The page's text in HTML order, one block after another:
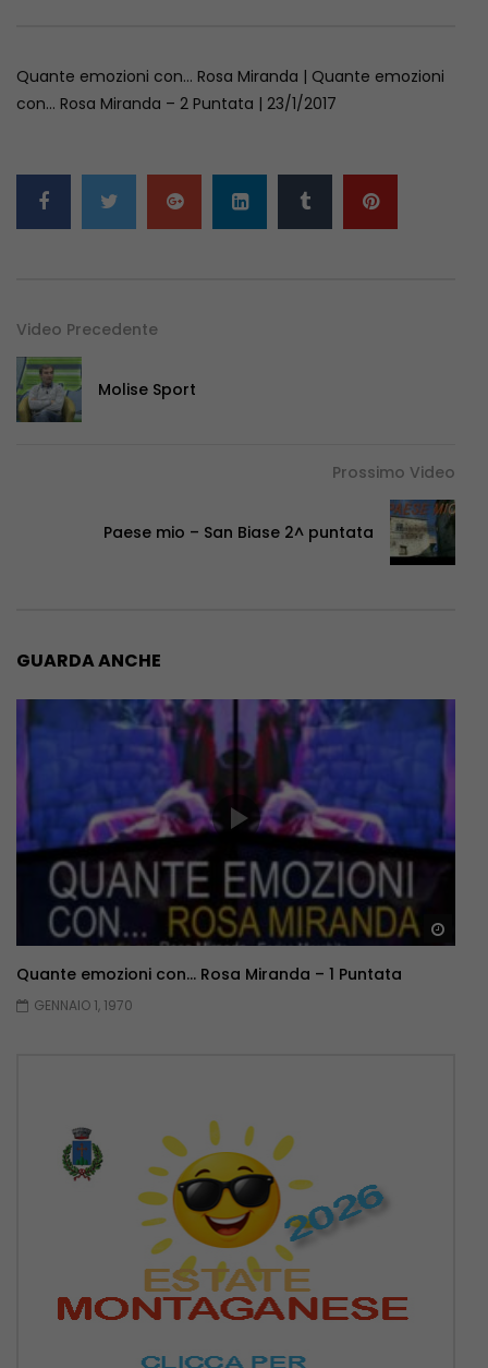
Quante emozioni con… Rosa Miranda | Quante emozioni
con… Rosa Miranda – 2 Puntata | 23/1/2017
Video Precedente
Molise Sport
Prossimo Video
Paese mio – San Biase 2^ puntata
GUARDA ANCHE
Quante emozioni con… Rosa Miranda – 1 Puntata
GENNAIO 1, 1970